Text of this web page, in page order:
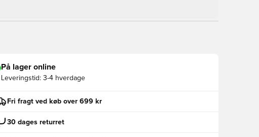
På lager online
Leveringstid: 3-4 hverdage
Fri fragt ved køb over 699 kr
30 dages returret